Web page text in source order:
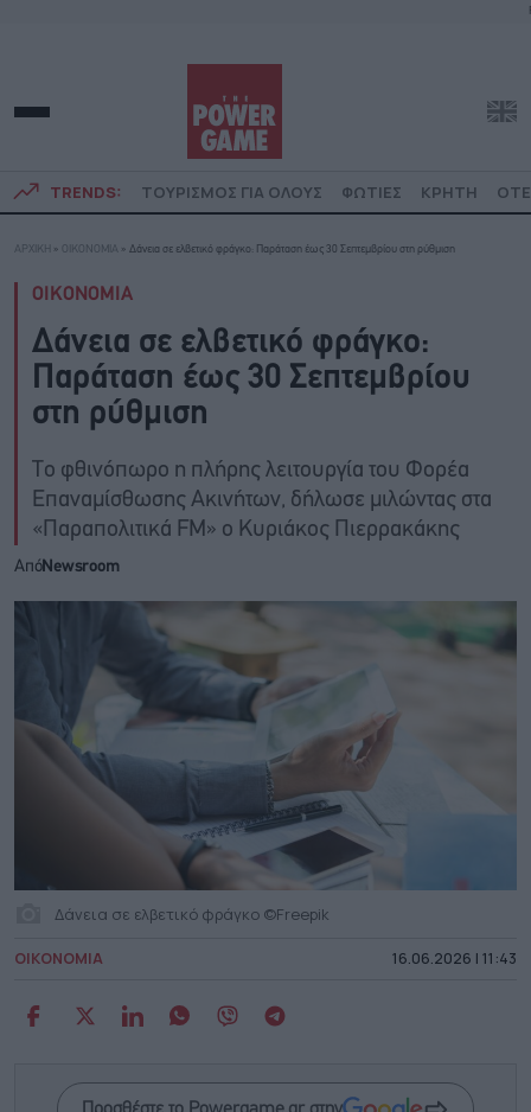
TRENDS: ΤΟΥΡΙΣΜΟΣ ΓΙΑ ΟΛΟΥΣ ΦΩΤΙΕΣ ΚΡΗΤΗ ΟΤΕ
ΑΡΧΙΚΗ » ΟΙΚΟΝΟΜΙΑ » Δάνεια σε ελβετικό φράγκο: Παράταση έως 30 Σεπτεμβρίου στη ρύθμιση
ΟΙΚΟΝΟΜΙΑ
Δάνεια σε ελβετικό φράγκο:
Παράταση έως 30 Σεπτεμβρίου
στη ρύθμιση
Το φθινόπωρο η πλήρης λειτουργία του Φορέα
Επαναμίσθωσης Ακινήτων, δήλωσε μιλώντας στα
«Παραπολιτικά FM» ο Κυριάκος Πιερρακάκης
ΑπόNewsroom
Δάνεια σε ελβετικό φράγκο ©Freepik
ΟΙΚΟΝΟΜΙΑ 16.06.2026 | 11:43